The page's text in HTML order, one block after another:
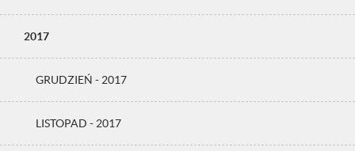
2017
GRUDZIEŃ - 2017
LISTOPAD - 2017